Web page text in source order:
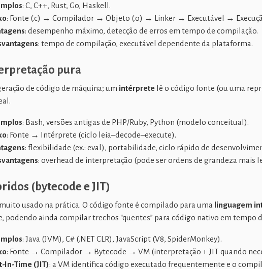
: C, C++, Rust, Go, Haskell.
: Fonte (.c) → Compilador → Objeto (.o) → Linker → Executável →
: desempenho máximo, detecção de erros em tempo de compilação.
: tempo de compilação, executável dependente da plataforma.
pura
de código de máquina; um intérprete lê o código fonte (ou uma
: Bash, versões antigas de PHP/Ruby, Python (modelo conceitual).
: Fonte → Intérprete (ciclo leia–decode–execute).
: flexibilidade (ex.: eval), portabilidade, ciclo rápido de
: overhead de interpretação (pode ser ordens de grandeza mais
(bytecode e JIT)
usado na prática. O código fonte é compilado para uma linguagem
podendo ainda compilar trechos “quentes” para código nativo em tempo
: Java (JVM), C# (.NET CLR), JavaScript (V8, SpiderMonkey).
: Fonte → Compilador → Bytecode → VM (interpretação + JIT quando
In-Time (JIT): a VM identifica código executado frequentemente e o